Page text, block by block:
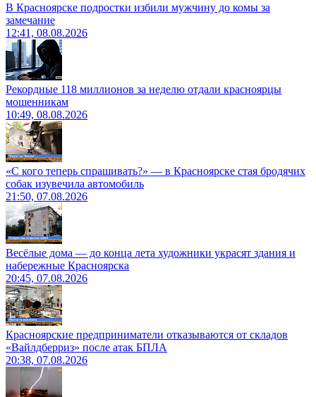
В Красноярске подростки избили мужчину до комы за
замечание
12:41, 08.08.2026
Рекордные 118 миллионов за неделю отдали красноярцы
мошенникам
10:49, 08.08.2026
«С кого теперь спрашивать?» — в Красноярске стая бродячих
собак изувечила автомобиль
21:50, 07.08.2026
Весёлые дома — до конца лета художники украсят здания и
набережные Красноярска
20:45, 07.08.2026
Красноярские предприниматели отказываются от складов
«Вайлдберриз» после атак БПЛА
20:38, 07.08.2026